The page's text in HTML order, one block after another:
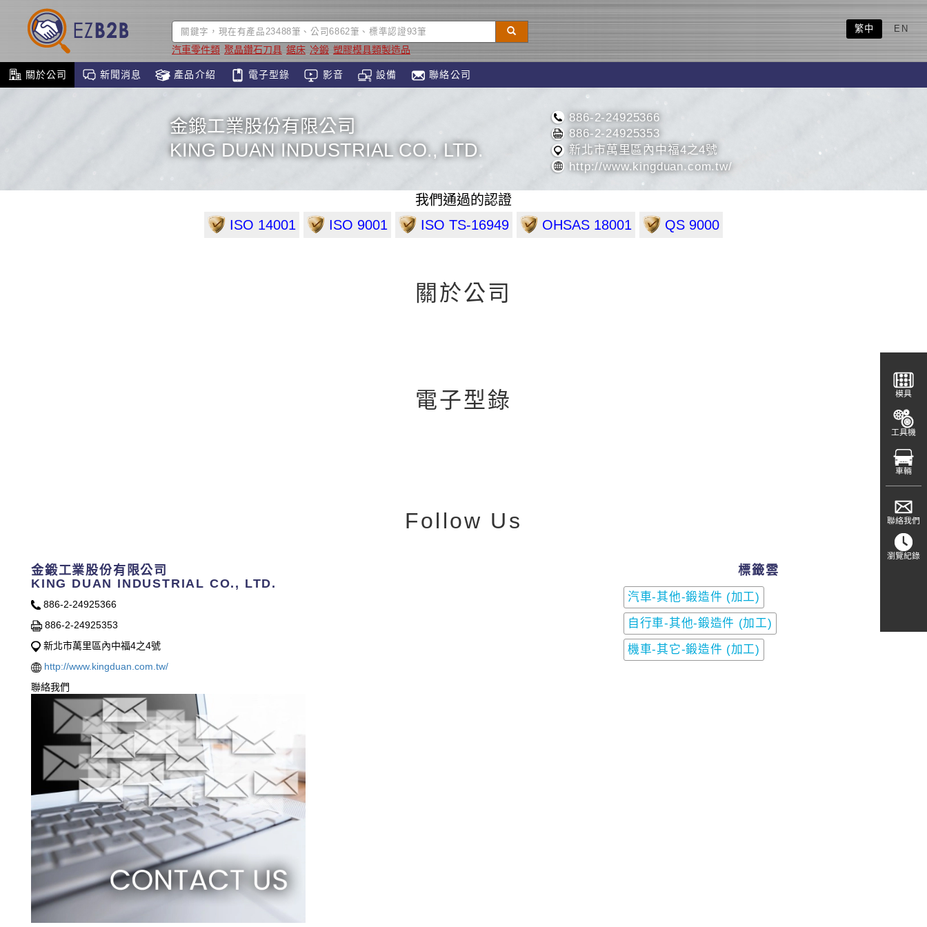
汽車零件類 聚晶鑽石刀具 鋸床 冷鍛 塑膠模具類製造品
繁中 EN
關於公司 新聞消息 產品介紹 電子型錄 影音 設備 聯絡公司
金鍛工業股份有限公司
KING DUAN INDUSTRIAL CO., LTD.
886-2-24925366
886-2-24925353
新北市萬里區內中福4之4號
http://www.kingduan.com.tw/
我們通過的認證
ISO 14001
ISO 9001 ISO TS-16949 OHSAS 18001 QS 9000
關於公司
電子型錄
Follow Us
金鍛工業股份有限公司
KING DUAN INDUSTRIAL CO., LTD.
886-2-24925366
886-2-24925353
新北市萬里區內中福4之4號
http://www.kingduan.com.tw/
聯絡我們
標籤雲
汽車-其他-鍛造件 (加工)
自行車-其他-鍛造件 (加工)
機車-其它-鍛造件 (加工)
模具
工具機
車輛
聯絡我們
瀏覽紀錄